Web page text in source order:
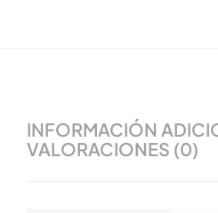
INFORMACIÓN
VALORACIONES (0)